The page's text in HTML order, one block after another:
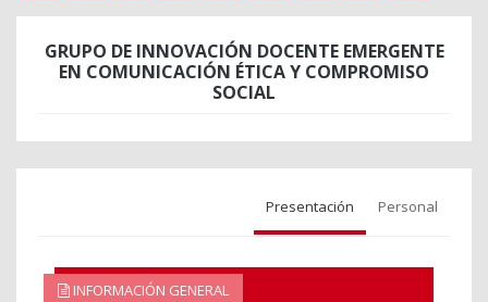
GRUPO DE INNOVACIÓN DOCENTE EMERGENTE
EN COMUNICACIÓN ÉTICA Y COMPROMISO
SOCIAL
Presentación Personal
INFORMACIÓN GENERAL